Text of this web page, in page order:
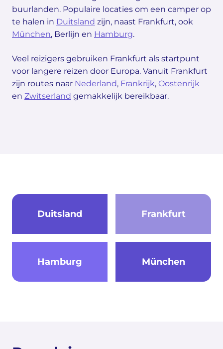
buurlanden. Populaire locaties om een camper op
te halen in Duitsland zijn, naast Frankfurt, ook
München, Berlijn en Hamburg.
Veel reizigers gebruiken Frankfurt als startpunt
voor langere reizen door Europa. Vanuit Frankfurt
zijn routes naar Nederland, Frankrijk, Oostenrijk
en Zwitserland gemakkelijk bereikbaar.
Duitsland Frankfurt
Hamburg München